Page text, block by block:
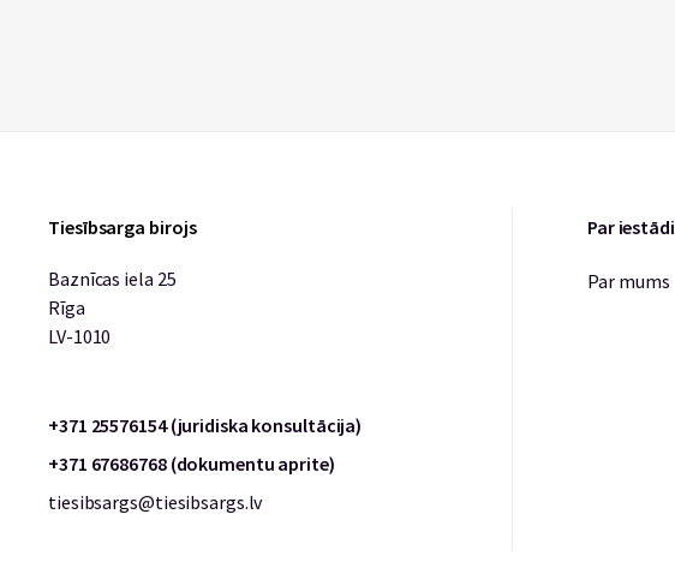
Tiesībsarga birojs
Baznīcas iela 25
Rīga
LV-1010
+371 25576154 (juridiska konsultācija)
+371 67686768 (dokumentu aprite)
tiesibsargs@tiesibsargs.lv
Par iestādi
Par mums